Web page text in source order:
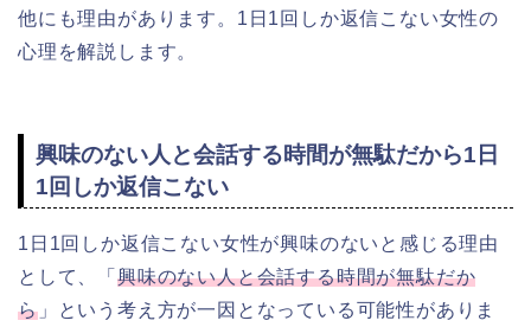
他にも理由があります。1日1回しか返信こない女性の
心理を解説します。
興味のない人と会話する時間が無駄だから1日
1回しか返信こない
1日1回しか返信こない女性が興味のないと感じる理由
として、「 興味のない人と会話する時間が無駄だか
ら」という考え方が一因となっている可能性がありま